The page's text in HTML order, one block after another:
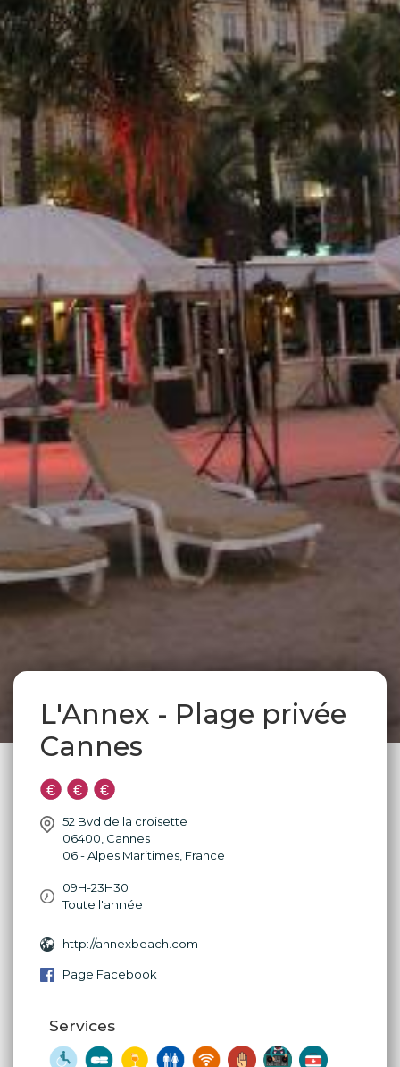
L'Annex - Plage privée
Cannes
52 Bvd de la croisette
06400 Cannes
06 - Alpes Maritimes France
09H-23H30
Toute l'année
http://annexbeach.com
Page Facebook
Services